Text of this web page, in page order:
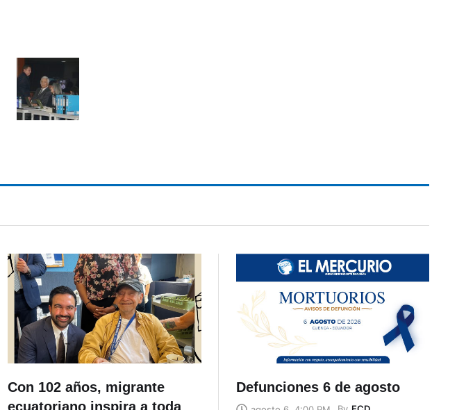
Con 102 años, migrante
ecuatoriano inspira a toda
Defunciones 6 de agosto